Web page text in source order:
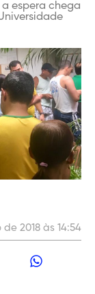
espera chega
2018 às 14:54